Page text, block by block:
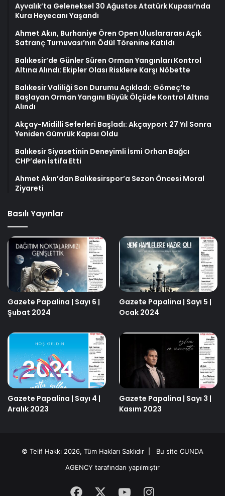
Ayvalık’ta Geleneksel 30 Ağustos Atatürk Kupası’nda
Kura Heyecanı Yaşandı
Ahmet Akın, Burhaniye Ören Open Uluslararası Açık
Satranç Turnuvası’nın Ödül Törenine Katıldı
Balıkesir’de Günler Süren Orman Yangınları Kontrol
Altına Alındı: Ekipler Olası Risklere Karşı Nöbette
Balıkesir Valiliği Son Durumu Açıkladı: Gömeç’te
Başlayan Orman Yangını Büyük Ölçüde Kontrol Altına
Alındı
Akçay-Midilli Seferleri Başladı: Akçayport 27 Yıl Sonra
Yeniden Gümrük Kapısı Oldu
Balıkesir Siyasetinin Deneyimli İsmi Orhan Bağcı
CHP’den İstifa Etti
Ahmet Akın’dan Balıkesirspor’a Sezon Öncesi Moral
Ziyareti
Basılı Yayınlar
Gazete Papalina | Sayı 6 |
Şubat 2024
Gazete Papalina | Sayı 5 |
Ocak 2024
Gazete Papalina | Sayı 4 |
Aralık 2023
Gazete Papalina | Sayı 3 |
Kasım 2023
© Telif Hakkı 2026, Tüm Hakları Saklıdır | Bu site CUNDA
AGENCY tarafından yapılmıştır
FacebookYouTubeInstagram